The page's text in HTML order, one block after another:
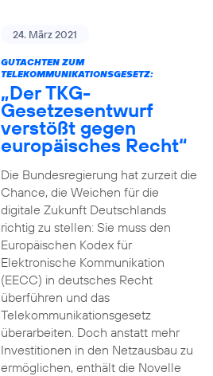
24. März 2021
GUTACHTEN ZUM
TELEKOMMUNIKATIONSGESETZ:
„Der TKG-
Gesetzesentwurf
verstößt gegen
europäisches Recht“
Die Bundesregierung hat zurzeit die
Chance, die Weichen für die
digitale Zukunft Deutschlands
richtig zu stellen: Sie muss den
Europäischen Kodex für
Elektronische Kommunikation
(EECC) in deutsches Recht
überführen und das
Telekommunikationsgesetz
überarbeiten. Doch anstatt mehr
Investitionen in den Netzausbau zu
ermöglichen, enthält die Novelle